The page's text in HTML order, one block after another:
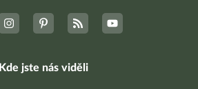
Kde jste nás viděli